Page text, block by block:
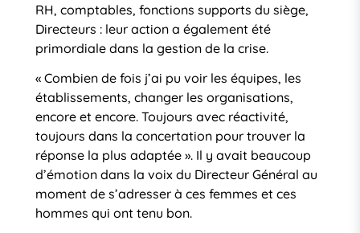
RH, comptables, fonctions supports du siège,
Directeurs : leur action a également été
primordiale dans la gestion de la crise.
« Combien de fois j’ai pu voir les équipes, les
établissements, changer les organisations,
encore et encore. Toujours avec réactivité,
toujours dans la concertation pour trouver la
réponse la plus adaptée ». Il y avait beaucoup
d’émotion dans la voix du Directeur Général au
moment de s’adresser à ces femmes et ces
hommes qui ont tenu bon.